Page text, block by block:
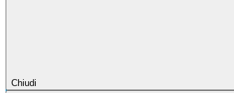
Chiudi